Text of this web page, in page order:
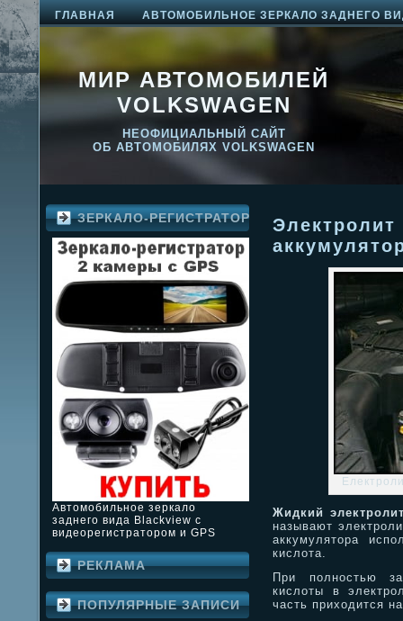
ГЛАВНАЯ АВТОМОБИЛЬНОЕ ЗЕРКАЛО ЗАДНЕГО
МИР АВТОМОБИЛЕЙ
VOLKSWAGEN
НЕОФИЦИАЛЬНЫЙ САЙТ
ОБ АВТОМОБИЛЯХ VOLKSWAGEN
ЗЕРКАЛО-РЕГИСТРАТОР
Автомобильное зеркало
заднего вида Blackview с
видеорегистратором и GPS
РЕКЛАМА
ПОПУЛЯРНЫЕ ЗАПИСИ
Электролит
Жидкий
называют
аккумулятора
кислота.
При полностью
кислоты в
часть приходится